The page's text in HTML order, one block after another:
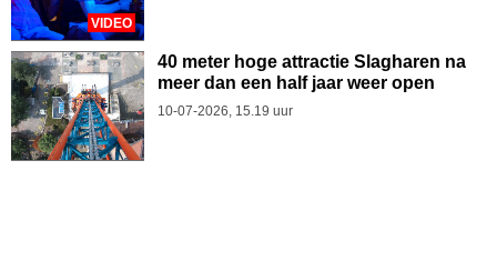
VIDEO
40 meter hoge attractie Slagharen na
meer dan een half jaar weer open
10-07-2026, 15.19 uur